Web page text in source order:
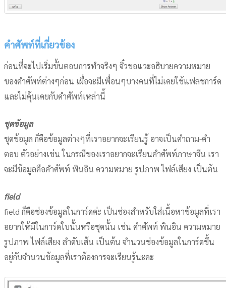
คำศัพท์ที่เกี่ยวข้อง
ก่อนที่จะไปเริ่มขั้นตอนการทำจริงๆ จิ๋วขอแวะอธิบายความหมาย
ของคำศัพท์ต่างๆก่อน เผื่อจะมีเพื่อนๆบางคนที่ไม่เคยใช้แฟลชการ์ด
และไม่คุ้นเคยกับคำศัพท์เหล่านี้
ชุดข้อมูล
ชุดข้อมูล ก็คือข้อมูลต่างๆที่เราอยากจะเรียนรู้ อาจเป็นคำถาม-คำ
ตอบ ตัวอย่างเช่น ในกรณีของเราอยากจะเรียนคำศัพท์ภาษาจีน เรา
จะมีข้อมูลคือคำศัพท์ พินอิน ความหมาย รูปภาพ ไฟล์เสียง เป็นต้น
field
field ก็คือช่องข้อมูลในการ์ดค่ะ เป็นช่องสำหรับใส่เนื้อหาข้อมูลที่เรา
อยากให้มีในการ์ดใบนั้นหรือชุดนั้น เช่น คำศัพท์ พินอิน ความหมาย
รูปภาพ ไฟล์เสียง ลำดับเส้น เป็นต้น จำนวนช่องข้อมูลในการ์ดขึ้น
อยู่กับจำนวนข้อมูลที่เราต้องการจะเรียนรู้นะคะ